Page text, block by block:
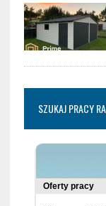
SZUKAJ PRACY